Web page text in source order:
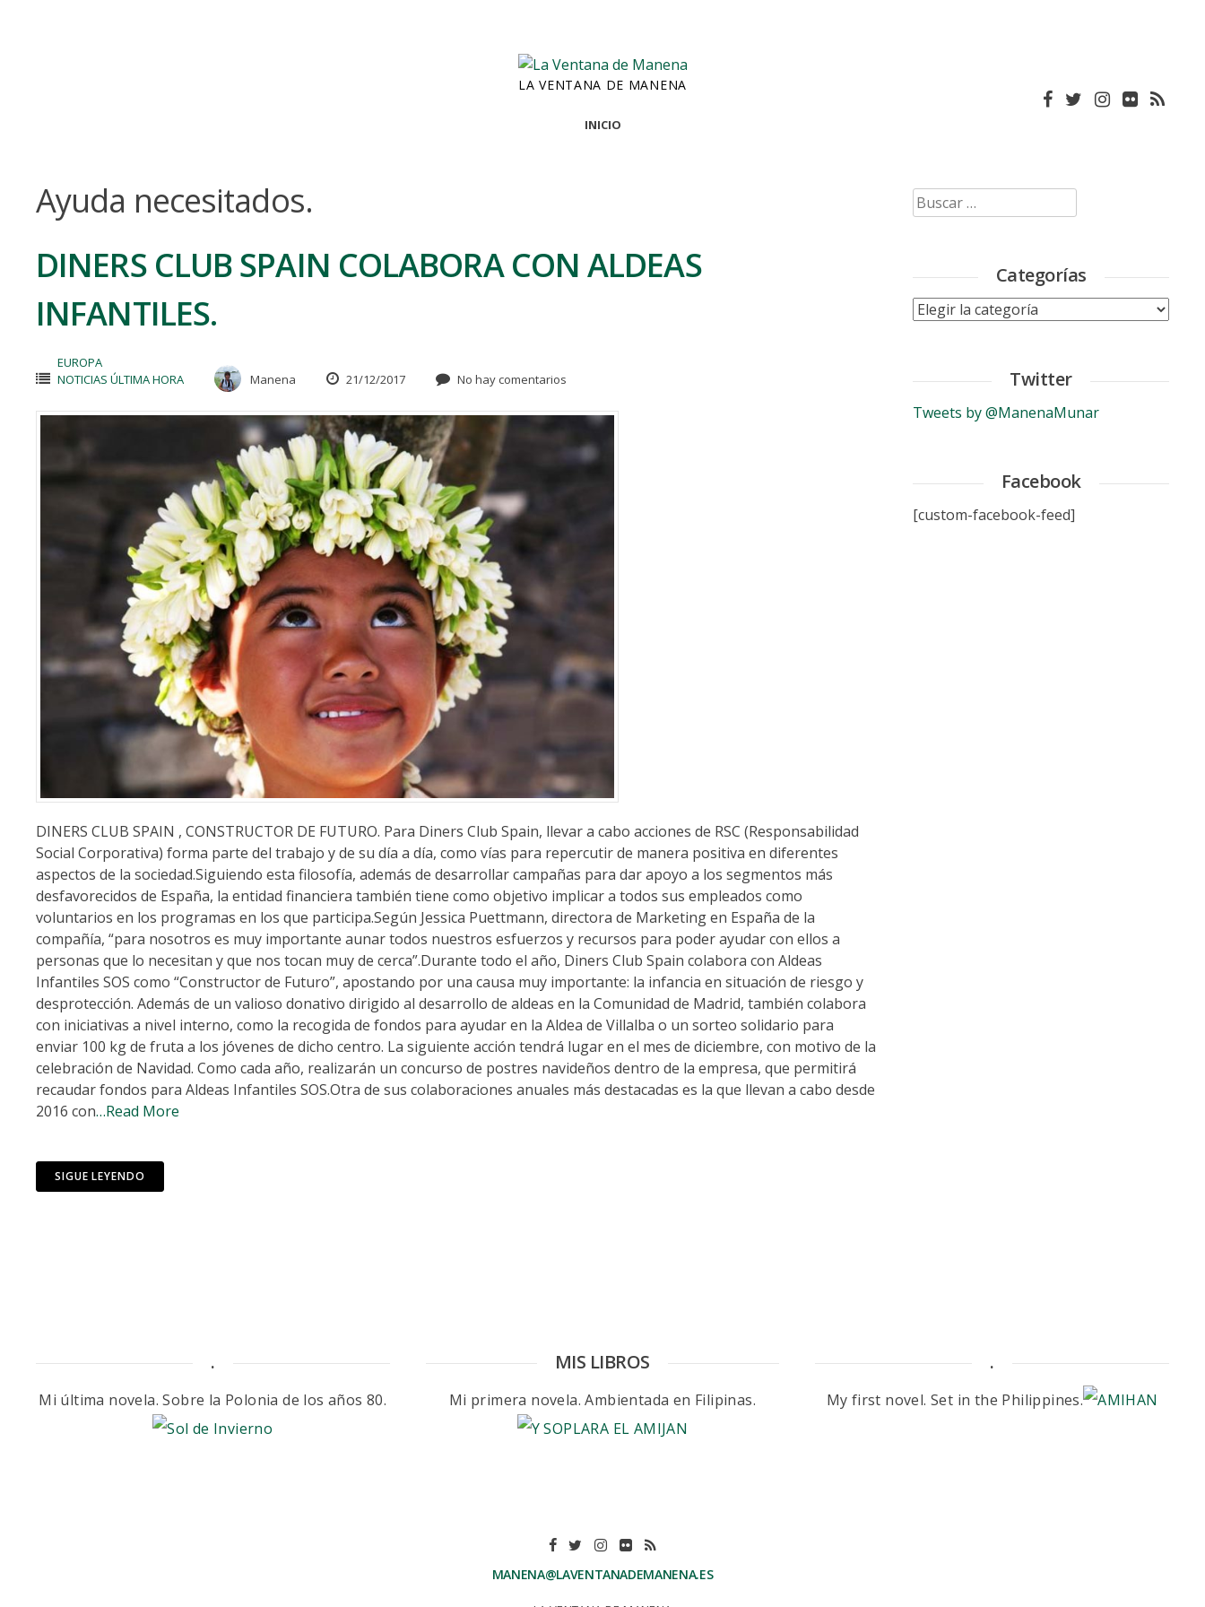
LA VENTANA DE MANENA
INICIO
Ayuda necesitados.
DINERS CLUB SPAIN COLABORA CON ALDEAS
INFANTILES.
EUROPA
NOTICIAS ÚLTIMA HORA
Manena 21/12/2017 No hay comentarios
DINERS CLUB SPAIN , CONSTRUCTOR DE FUTURO. Para Diners Club Spain, llevar a cabo acciones de RSC (Responsabilidad
Social Corporativa) forma parte del trabajo y de su día a día, como vías para repercutir de manera positiva en diferentes
aspectos de la sociedad.Siguiendo esta filosofía, además de desarrollar campañas para dar apoyo a los segmentos más
desfavorecidos de España, la entidad financiera también tiene como objetivo implicar a todos sus empleados como
voluntarios en los programas en los que participa.Según Jessica Puettmann, directora de Marketing en España de la
compañía, “para nosotros es muy importante aunar todos nuestros esfuerzos y recursos para poder ayudar con ellos a
personas que lo necesitan y que nos tocan muy de cerca”.Durante todo el año, Diners Club Spain colabora con Aldeas
Infantiles SOS como “Constructor de Futuro”, apostando por una causa muy importante: la infancia en situación de riesgo y
desprotección. Además de un valioso donativo dirigido al desarrollo de aldeas en la Comunidad de Madrid, también colabora
con iniciativas a nivel interno, como la recogida de fondos para ayudar en la Aldea de Villalba o un sorteo solidario para
enviar 100 kg de fruta a los jóvenes de dicho centro. La siguiente acción tendrá lugar en el mes de diciembre, con motivo de la
celebración de Navidad. Como cada año, realizarán un concurso de postres navideños dentro de la empresa, que permitirá
recaudar fondos para Aldeas Infantiles SOS.Otra de sus colaboraciones anuales más destacadas es la que llevan a cabo desde
2016 con…Read More
SIGUE LEYENDO
Buscar:
Categorías
Categorías
Twitter
Tweets by @ManenaMunar
Facebook
[custom-facebook-feed]
.
Mi última novela. Sobre la Polonia de los años 80.
MIS LIBROS
Mi primera novela. Ambientada en Filipinas.
.
My first novel. Set in the Philippines.
MANENA@LAVENTANADEMANENA.ES